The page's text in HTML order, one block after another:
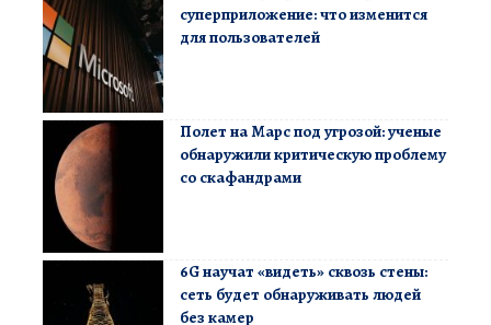
суперприложение: что изменится
для пользователей
Полет на Марс под угрозой: ученые
обнаружили критическую проблему
со скафандрами
6G научат «видеть» сквозь стены:
сеть будет обнаруживать людей
без камер